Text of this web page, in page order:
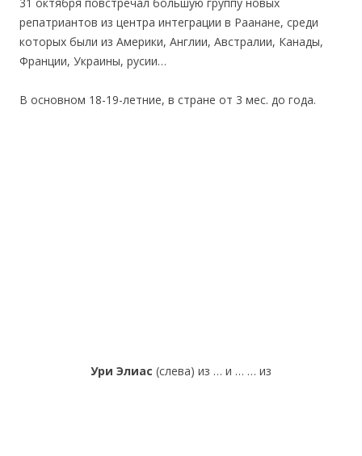
репатриантов из центра интеграции в Раанане, среди
которых были из Америки, Англии, Австралии, Канады,
Франции, Украины, русии…
В основном 18-19-летние, в стране от 3 мес. до года.
Ури Элиас (слева) из … и … … из